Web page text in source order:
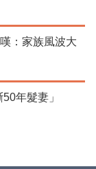
：家族風波大
50年髮妻」